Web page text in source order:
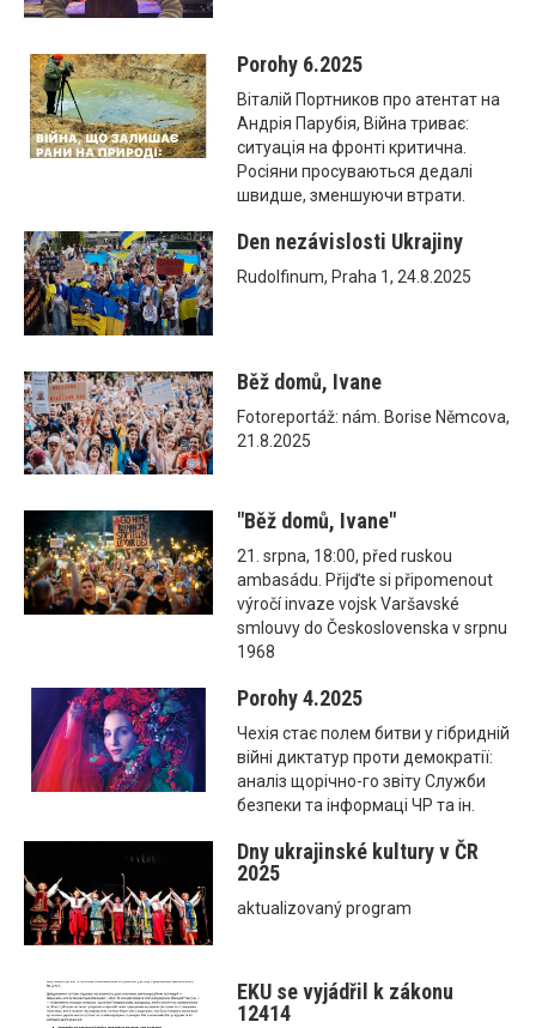
Porohy 6.2025
Віталій Портников про атентат на
Андрія Парубія, Війна триває:
ситуація на фронті критична.
Росіяни просуваються дедалі
швидше, зменшуючи втрати.
Den nezávislosti Ukrajiny
Rudolfinum, Praha 1, 24.8.2025
Běž domů, Ivane
Fotoreportáž: nám. Borise Němcova,
21.8.2025
"Běž domů, Ivane"
21. srpna, 18:00, před ruskou
ambasádu. Přijďte si připomenout
výročí invaze vojsk Varšavské
smlouvy do Československa v srpnu
1968
Porohy 4.2025
Чехія стає полем битви у гібридній
війні диктатур проти демократії:
аналіз щорічно-го звіту Служби
безпеки та інформаці ЧР та ін.
Dny ukrajinské kultury v ČR
2025
aktualizovaný program
EKU se vyjádřil k zákonu
12414